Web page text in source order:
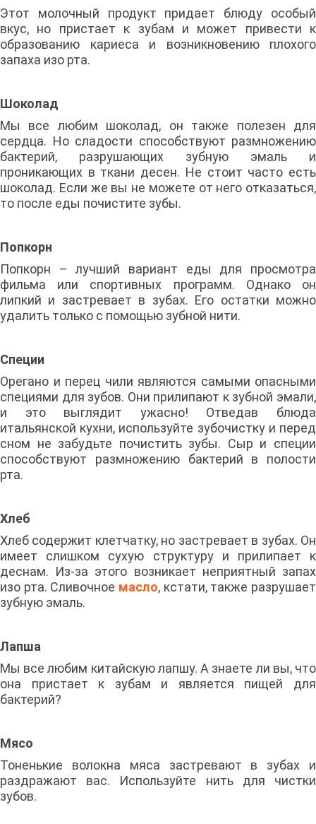
Этот молочный продукт придает блюду особый
вкус, но пристает к зубам и может привести к
образованию кариеса и возникновению плохого
запаха изо рта.
Шоколад
Мы все любим шоколад, он также полезен для
сердца. Но сладости способствуют размножению
бактерий, разрушающих зубную эмаль и
проникающих в ткани десен. Не стоит часто есть
шоколад. Если же вы не можете от него отказаться,
то после еды почистите зубы.
Попкорн
Попкорн – лучший вариант еды для просмотра
фильма или спортивных программ. Однако он
липкий и застревает в зубах. Его остатки можно
удалить только с помощью зубной нити.
Специи
Орегано и перец чили являются самыми опасными
специями для зубов. Они прилипают к зубной эмали,
и это выглядит ужасно! Отведав блюда
итальянской кухни, используйте зубочистку и перед
сном не забудьте почистить зубы. Сыр и специи
способствуют размножению бактерий в полости
рта.
Хлеб
Хлеб содержит клетчатку, но застревает в зубах. Он
имеет слишком сухую структуру и прилипает к
деснам. Из-за этого возникает неприятный запах
изо рта. Сливочное масло, кстати, также разрушает
зубную эмаль.
Лапша
Мы все любим китайскую лапшу. А знаете ли вы, что
она пристает к зубам и является пищей для
бактерий?
Мясо
Тоненькие волокна мяса застревают в зубах и
раздражают вас. Используйте нить для чистки
зубов.